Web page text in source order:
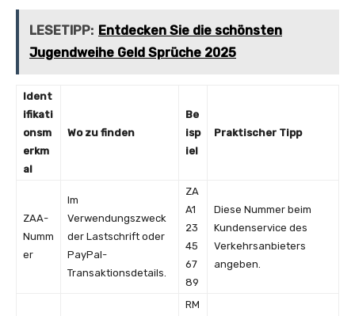
LESETIPP: Entdecken Sie die schönsten
Jugendweihe Geld Sprüche 2025
Ident
ifikati
onsm
erkm
al
Wo zu finden
Be
isp
iel
Praktischer Tipp
ZAA-
Numm
er
Im
Verwendungszweck
der Lastschrift oder
PayPal-
Transaktionsdetails.
ZA
A1
23
45
67
89
Diese Nummer beim
Kundenservice des
Verkehrsanbieters
angeben.
RM